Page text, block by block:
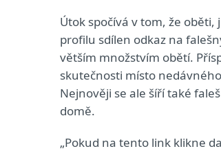
Útok spočívá v tom, že
profilu sdílen odkaz na
větším množstvím obětí.
skutečnosti místo
Nejnověji se ale šíří také
domě.
„Pokud na tento link klikne